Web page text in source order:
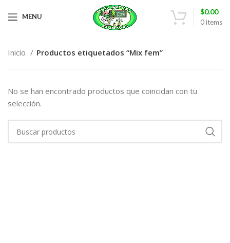
MENU
0items
$0.00
Inicio Productos etiquetados “Mix fem”
No se han encontrado productos que coincidan con tu
selección.